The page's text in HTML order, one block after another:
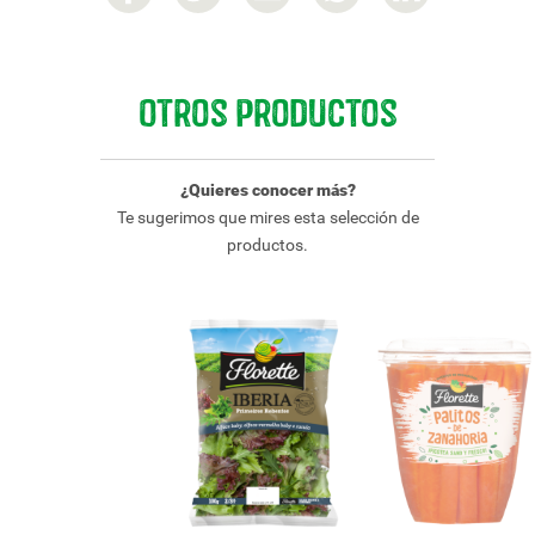
Otros productos
¿Quieres conocer más?
Te sugerimos que mires esta selección de
productos.